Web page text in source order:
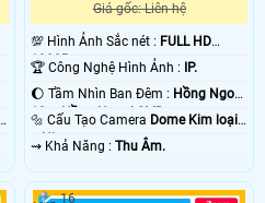
Giá gốc: Liên hệ
💯 Hình Ảnh Sắc nét : FULL HD
1080P .
🏆 Công Nghệ Hình Ảnh :
IP.
🌔 Tầm Nhìn Ban Đêm : Hồng Ngoại
10m Hồng Ngoại SMD.
🔩 Cấu Tạo Camera Dome Kim loại
+ Nhựa.
️⇝ Khả Năng :Thu Âm.
16